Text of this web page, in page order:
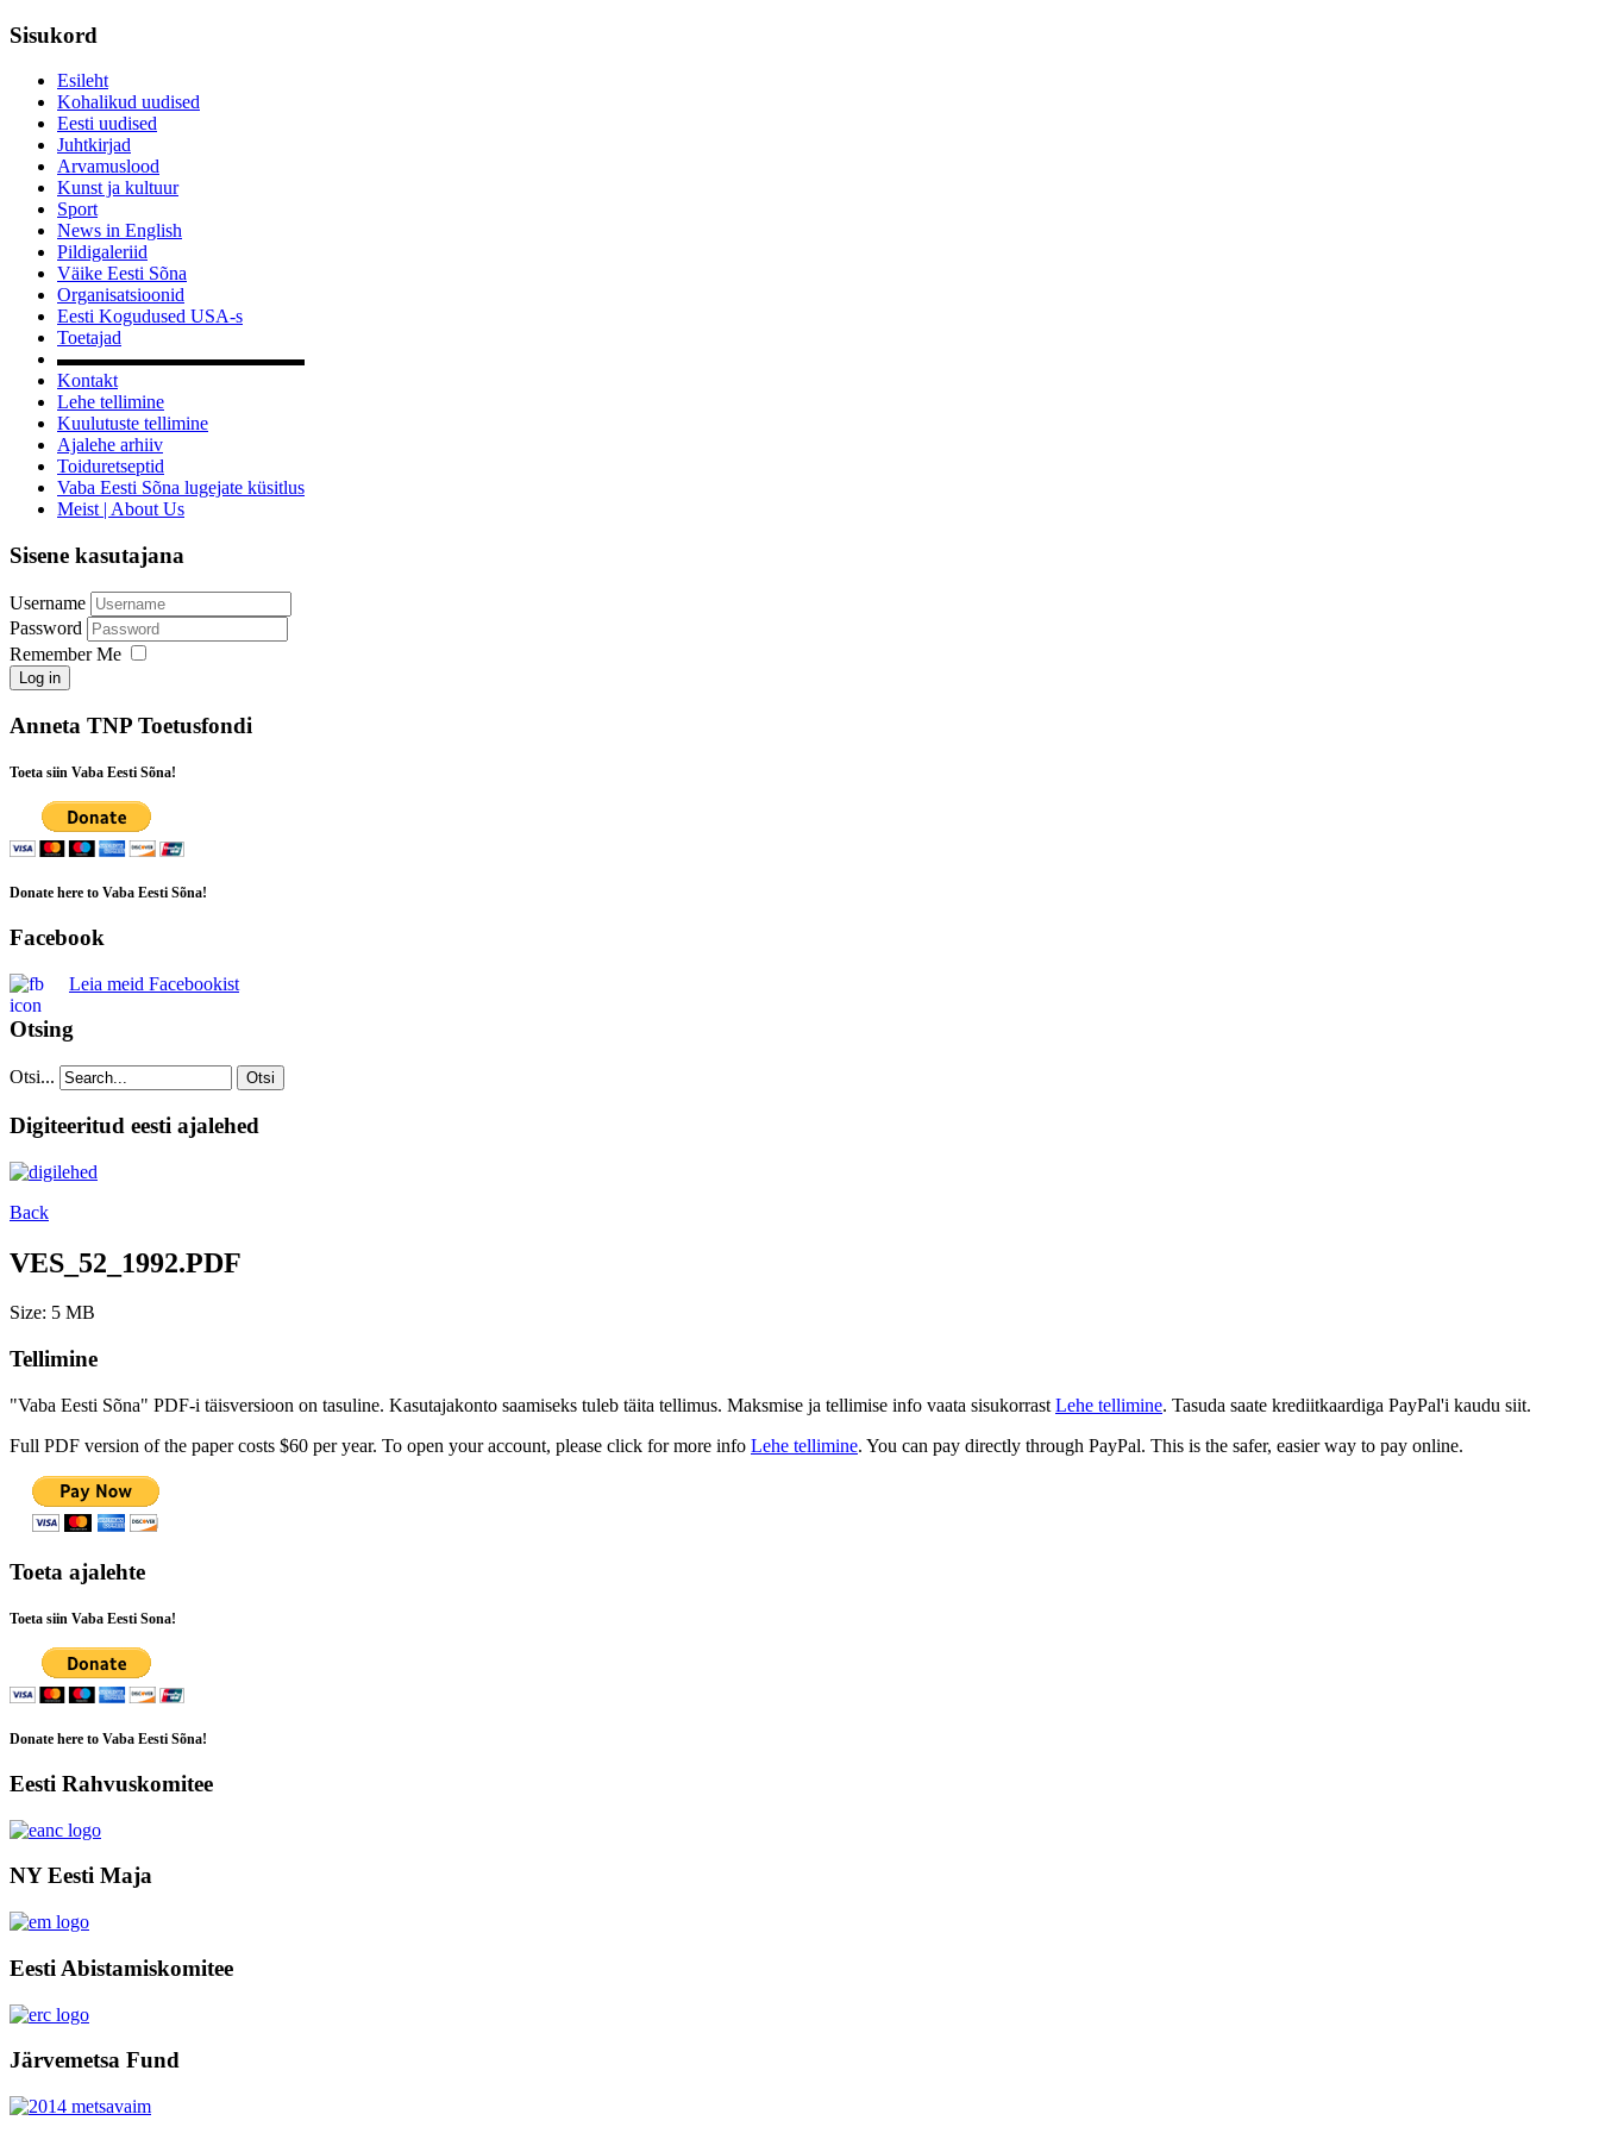
Sisukord
Esileht
Kohalikud uudised
Eesti uudised
Juhtkirjad
Arvamuslood
Kunst ja kultuur
Sport
News in English
Pildigaleriid
Väike Eesti Sõna
Organisatsioonid
Eesti Kogudused USA-s
Toetajad
▬▬▬▬▬▬▬▬▬▬▬▬▬
Kontakt
Lehe tellimine
Kuulutuste tellimine
Ajalehe arhiiv
Toiduretseptid
Vaba Eesti Sõna lugejate küsitlus
Meist | About Us
Sisene kasutajana
Username
Password
Remember Me
Log in
Anneta TNP Toetusfondi
Toeta siin Vaba Eesti Sõna!
Donate here to Vaba Eesti Sõna!
Facebook
Leia meid Facebookist
Otsing
Otsi... Otsi
Digiteeritud eesti ajalehed
Back
VES_52_1992.PDF
Size: 5 MB
Tellimine
"Vaba Eesti Sõna" PDF-i täisversioon on tasuline. Kasutajakonto saamiseks tuleb täita tellimus. Maksmise ja tellimise info vaata sisukorrast Lehe tellimine. Tasuda saate krediitkaardiga PayPal'i kaudu siit.
Full PDF version of the paper costs $60 per year. To open your account, please click for more info Lehe tellimine. You can pay directly through PayPal. This is the safer, easier way to pay online.
Toeta ajalehte
Toeta siin Vaba Eesti Sona!
Donate here to Vaba Eesti Sõna!
Eesti Rahvuskomitee
NY Eesti Maja
Eesti Abistamiskomitee
Järvemetsa Fund